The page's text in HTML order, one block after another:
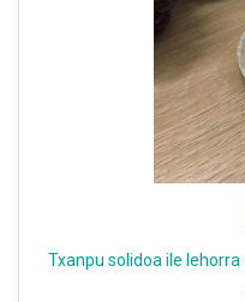
Txanpu solidoa ile